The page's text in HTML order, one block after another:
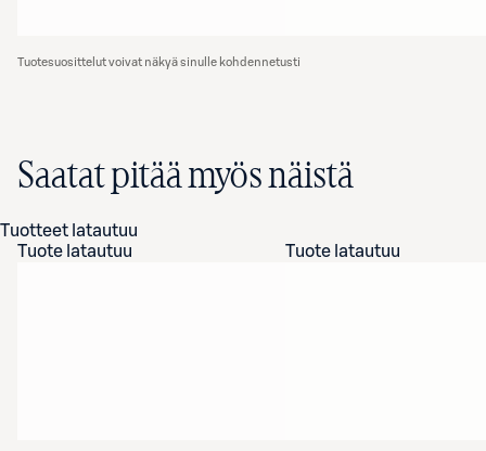
Tuotesuosittelut voivat näkyä sinulle kohdennetusti
Saatat pitää myös näistä
Tuotteet latautuu
Tuote latautuu
Tuote latautuu